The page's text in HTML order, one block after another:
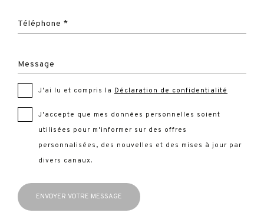
Téléphone *
Message
J'ai lu et compris la Déclaration de confidentialité
J'accepte que mes données personnelles soient
utilisées pour m'informer sur des offres
personnalisées, des nouvelles et des mises à jour par
divers canaux.